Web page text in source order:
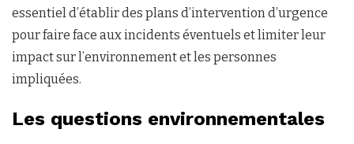
essentiel d’établir des plans d’intervention d’urgence
pour faire face aux incidents éventuels et limiter leur
impact sur l’environnement et les personnes
impliquées.
Les questions environnementales